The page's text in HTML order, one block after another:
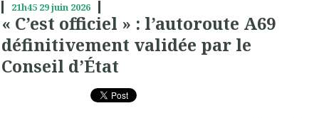
21h45 29juin 2026
« C’est officiel » : l’autoroute A69
définitivement validée par le
Conseil d’État